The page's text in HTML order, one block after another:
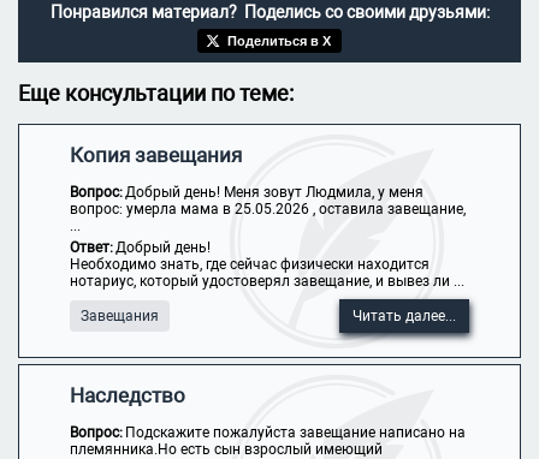
Понравился материал? Поделись со своими друзьями:
Поделиться в X
Еще консультации по теме:
Копия завещания
Вопрос:Добрый день! Меня зовут Людмила, у меня
вопрос: умерла мама в 25.05.2026 , оставила завещание,
...
Ответ:Добрый день!
Необходимо знать, где сейчас физически находится
нотариус, который удостоверял завещание, и вывез ли ...
Завещания Читать далее...
Наследство
Вопрос: Подскажите пожалуйста завещание написано на
племянника.Но есть сын взрослый имеющий